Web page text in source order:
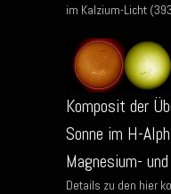
im Kalzium-Licht
Komposit der
Sonne im H-
Magnesium-
Details zu den hier